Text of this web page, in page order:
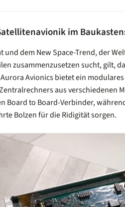
im
und dem New Space-Trend, der
zusammenzusetzen sucht, gilt,
Avionics bietet ein modulares
aus verschiedenen
Board to Board-Verbinder,
Bolzen für die Ridigität sorgen.